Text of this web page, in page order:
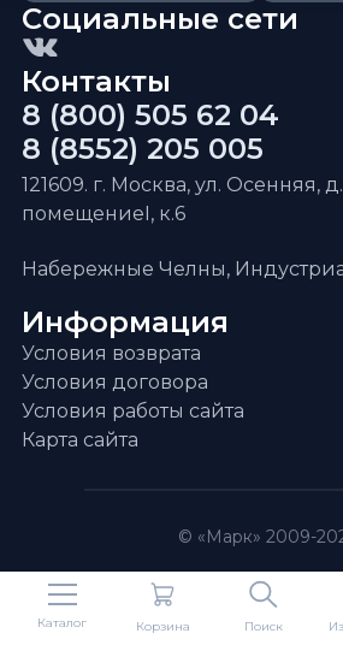
Каталог Корзина Поиск
Информация
Условия возврата
Условия договора
Условия работы сайта
Карта сайта
Контакты
8 (800) 505 62 04
8 (8552) 205 005
121609. г. Москва, ул. Осенняя,
помещениеI, к.6
Набережные Челны,
Социальные сети
© «Марк» 2009-